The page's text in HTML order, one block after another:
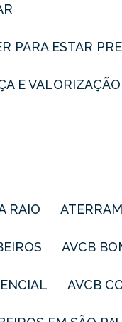
PARA ESTAR
E
RAIO
AVCB
AVCB